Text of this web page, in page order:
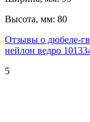
Высота, мм: 80
Отзывы о дюбеле-
нейлон ведро
5